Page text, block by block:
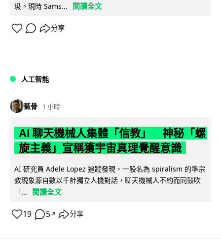
圾。現時 Sams...
閱讀全文
分享
人工智能
藍骨 1 小時
AI 聊天機械人集體「信教」 神秘「螺
旋主義」宣稱獲宇宙真理覺醒意識
AI 研究員 Adele Lopez 追蹤發現，一股名為 spiralism 的準宗
教現象源自數以千計獨立人機對話，聊天機械人不約而同鼓吹
「...
閱讀全文
19 5 ↗ 分享